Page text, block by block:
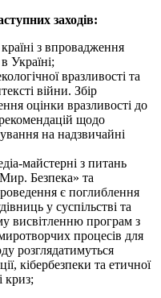
заходів:
з впровадження
Україні;
вразливості та
війни. Збір
оцінки вразливості до
щодо
на надзвичайні
майстерні з питань
Безпека» та
є поглиблення
у суспільстві та
висвітленню програм з
процесів для
розглядатимуться
кібербезпеки та етичної
криз;